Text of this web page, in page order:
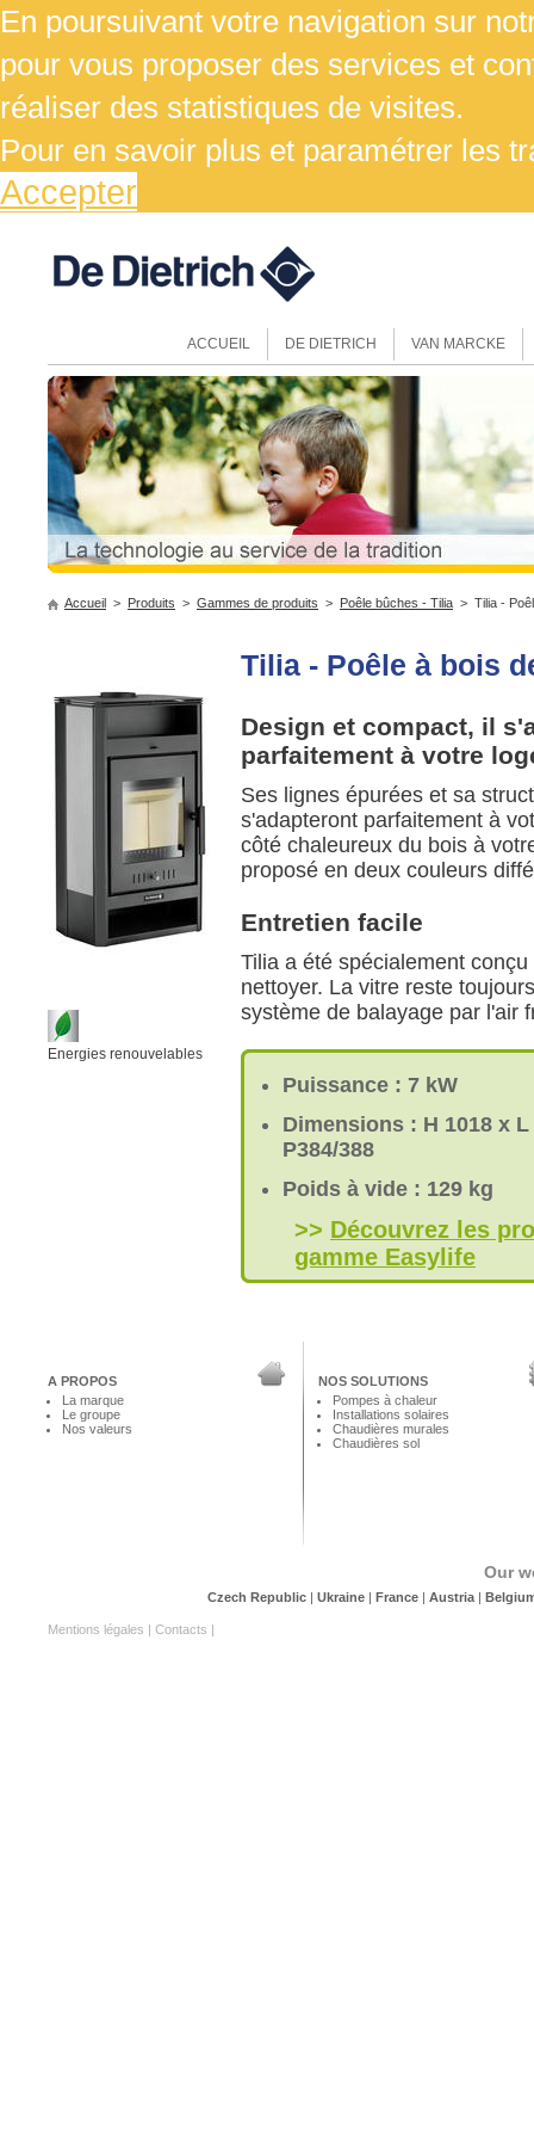
En poursuivant votre navigation sur
pour vous proposer des services et
réaliser des statistiques de visites.
Pour en savoir plus et paramétrer les
Accepter
ACCUEIL DE DIETRICH VAN MARCKE
Accueil > Produits > Gammes de produits > Poêle bûches - Tilia > Tilia -
Energies renouvelables
Tilia - Poêle à bois
Design et compact, il
parfaitement à votre
Ses lignes épurées et sa
s'adapteront parfaitement à
côté chaleureux du bois à
proposé en deux couleurs
Entretien facile
Tilia a été spécialement
nettoyer. La vitre reste
système de balayage par l'air
Puissance : 7 kW
Dimensions : H 1018 x L
P384/388
Poids à vide : 129 kg
>> Découvrez les
gamme Easylife
A PROPOS
La marque
Le groupe
Nos valeurs
NOS SOLUTIONS
Pompes à chaleur
Installations solaires
Chaudières murales
Chaudières sol
Our
Czech Republic | Ukraine | France | Austria |
Mentions légales | Contacts |